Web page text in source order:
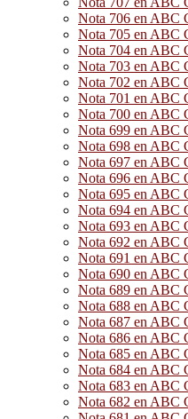
Nota 706 en ABC
Nota 705 en ABC
Nota 704 en ABC
Nota 703 en ABC
Nota 702 en ABC
Nota 701 en ABC
Nota 700 en ABC
Nota 699 en ABC
Nota 698 en ABC
Nota 697 en ABC
Nota 696 en ABC
Nota 695 en ABC
Nota 694 en ABC
Nota 693 en ABC
Nota 692 en ABC
Nota 691 en ABC
Nota 690 en ABC
Nota 689 en ABC
Nota 688 en ABC
Nota 687 en ABC
Nota 686 en ABC
Nota 685 en ABC
Nota 684 en ABC
Nota 683 en ABC
Nota 682 en ABC